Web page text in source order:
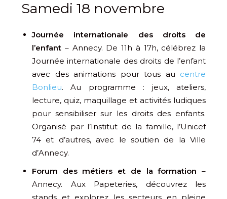
Samedi 18 novembre
Journée internationale des droits de
l’enfant – Annecy. De 11h à 17h, célébrez la
Journée internationale des droits de l’enfant
avec des animations pour tous au centre
Bonlieu. Au programme : jeux, ateliers,
lecture, quiz, maquillage et activités ludiques
pour sensibiliser sur les droits des enfants.
Organisé par l’Institut de la famille, l’Unicef
74 et d’autres, avec le soutien de la Ville
d’Annecy.
Forum des métiers et de la formation –
Annecy. Aux Papeteries, découvrez les